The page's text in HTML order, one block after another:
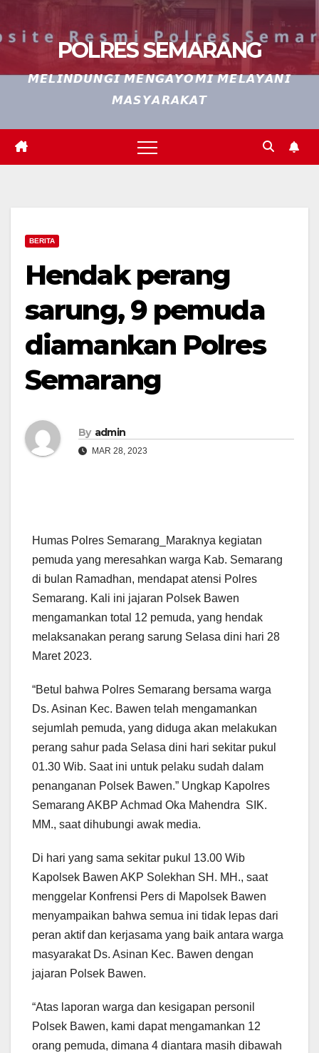
POLRES SEMARANG
𝙈𝙀𝙇𝙄𝙉𝘿𝙐𝙉𝙂𝙄 𝙈𝙀𝙉𝙂𝘼𝙔𝙊𝙈𝙄 𝙈𝙀𝙇𝘼𝙔𝘼𝙉𝙄
𝙈𝘼𝙎𝙔𝘼𝙍𝘼𝙆𝘼𝙏
BERITA
Hendak perang
sarung, 9 pemuda
diamankan Polres
Semarang
By admin
MAR 28, 2023
Humas Polres Semarang_Maraknya kegiatan
pemuda yang meresahkan warga Kab. Semarang
di bulan Ramadhan, mendapat atensi Polres
Semarang. Kali ini jajaran Polsek Bawen
mengamankan total 12 pemuda, yang hendak
melaksanakan perang sarung Selasa dini hari 28
Maret 2023.
“Betul bahwa Polres Semarang bersama warga
Ds. Asinan Kec. Bawen telah mengamankan
sejumlah pemuda, yang diduga akan melakukan
perang sahur pada Selasa dini hari sekitar pukul
01.30 Wib. Saat ini untuk pelaku sudah dalam
penanganan Polsek Bawen.” Ungkap Kapolres
Semarang AKBP Achmad Oka Mahendra SIK.
MM., saat dihubungi awak media.
Di hari yang sama sekitar pukul 13.00 Wib
Kapolsek Bawen AKP Solekhan SH. MH., saat
menggelar Konfrensi Pers di Mapolsek Bawen
menyampaikan bahwa semua ini tidak lepas dari
peran aktif dan kerjasama yang baik antara warga
masyarakat Ds. Asinan Kec. Bawen dengan
jajaran Polsek Bawen.
“Atas laporan warga dan kesigapan personil
Polsek Bawen, kami dapat mengamankan 12
orang pemuda, dimana 4 diantara masih dibawah